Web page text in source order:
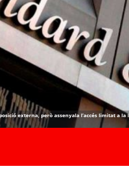
externa, però assenyala l’accés limitat a